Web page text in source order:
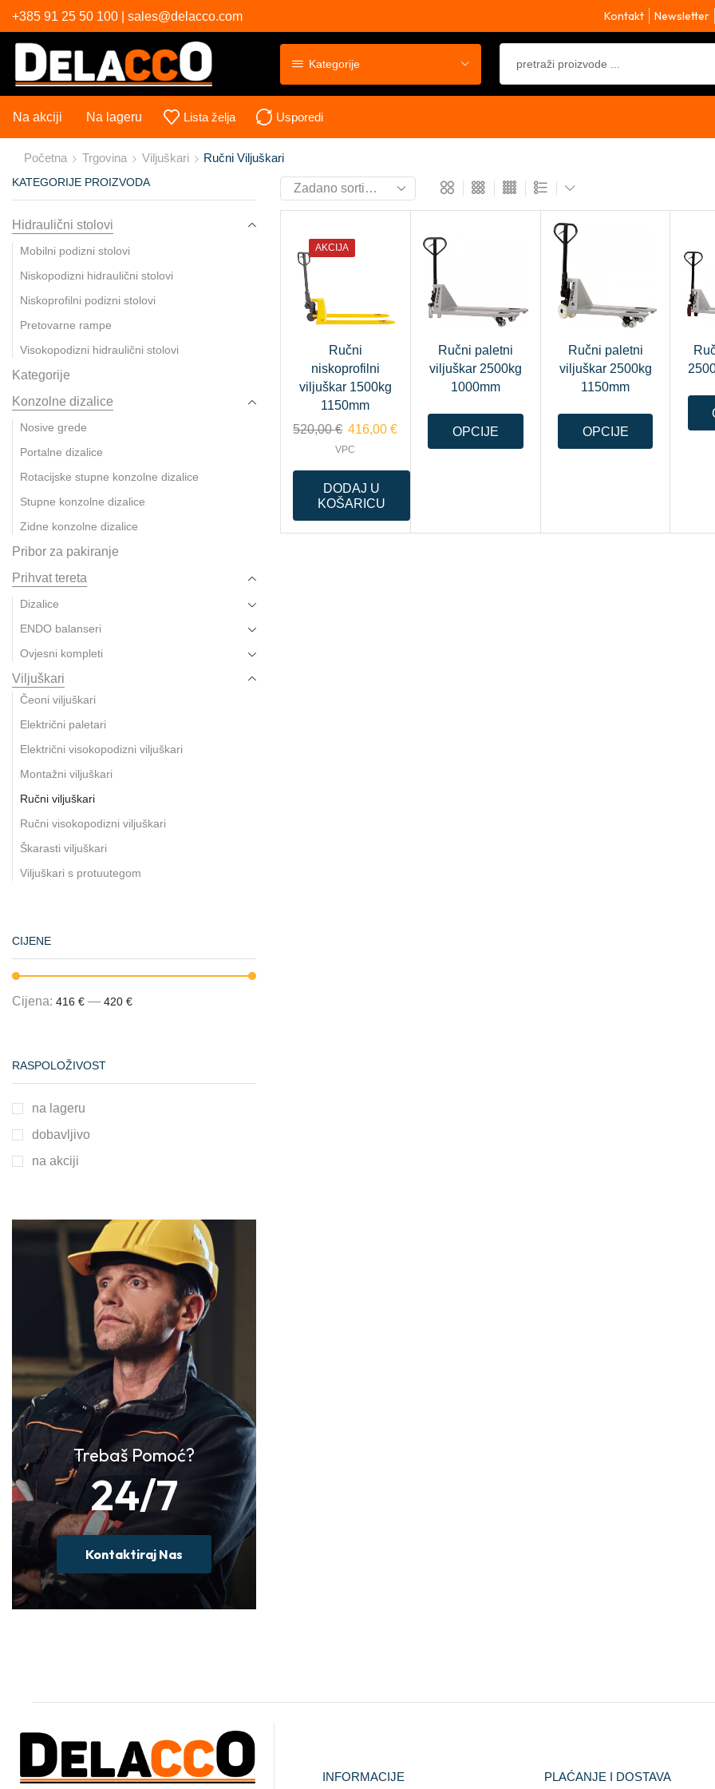
+385 91 25 50 100 | sales@delacco.com Kontakt Newsletter
Kategorije
Na akciji Na lageru Lista želja Usporedi
Početna Trgovina Viljuškari Ručni Viljuškari
AKCIJA
Ručni
niskoprofilni
viljuškar 1500kg
1150mm
520,00€ 416,00€
VPC
DODAJ U
KOŠARICU
Ručni paletni
viljuškar 2500kg
1000mm
OPCIJE
Ručni paletni
viljuškar 2500kg
1150mm
OPCIJE
KATEGORIJE PROIZVODA
Hidraulični stolovi
Mobilni podizni stolovi
Niskopodizni hidraulični stolovi
Niskoprofilni podizni stolovi
Pretovarne rampe
Visokopodizni hidraulični stolovi
Kategorije
Konzolne dizalice
Nosive grede
Portalne dizalice
Rotacijske stupne konzolne dizalice
Stupne konzolne dizalice
Zidne konzolne dizalice
Pribor za pakiranje
Prihvat tereta
Dizalice
ENDO balanseri
Ovjesni kompleti
Viljuškari
Čeoni viljuškari
Električni paletari
Električni visokopodizni viljuškari
Montažni viljuškari
Ručni viljuškari
Ručni visokopodizni viljuškari
Škarasti viljuškari
Viljuškari s protuutegom
CIJENE
Cijena: 416 € — 420 €
RASPOLOŽIVOST
na lageru
dobavljivo
na akciji
Trebaš Pomoć?
24/7
Kontaktiraj Nas
INFORMACIJE PLAĆANJE I DOSTAVA